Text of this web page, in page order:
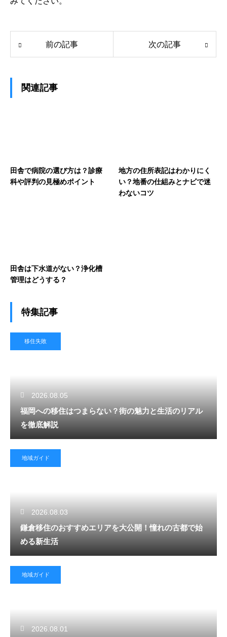
前の記事 次の記事
関連記事
田舎で病院の選び方は？診療
科や評判の見極めポイント
地方の住所表記はわかりにく
い？地番の仕組みとナビで迷
わないコツ
田舎は下水道がない？浄化槽
管理はどうする？
特集記事
移住失敗
2026.08.05
福岡への移住はつまらない？街の魅力と生活のリアル
を徹底解説
地域ガイド
2026.08.03
鎌倉移住のおすすめエリアを大公開！憧れの古都で始
める新生活
地域ガイド
2026.08.01